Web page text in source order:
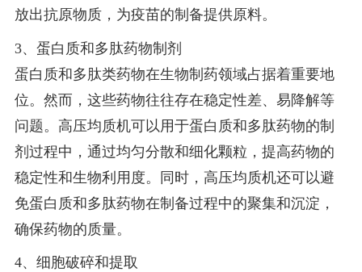
放出抗原物质，为疫苗的制备提供原料。
3、蛋白质和多肽药物制剂
蛋白质和多肽类药物在生物制药领域占据着重要地
位。然而，这些药物往往存在稳定性差、易降解等
问题。高压均质机可以用于蛋白质和多肽药物的制
剂过程中，通过均匀分散和细化颗粒，提高药物的
稳定性和生物利用度。同时，高压均质机还可以避
免蛋白质和多肽药物在制备过程中的聚集和沉淀，
确保药物的质量。
4、细胞破碎和提取